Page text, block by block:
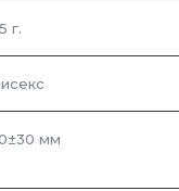
г.
мм